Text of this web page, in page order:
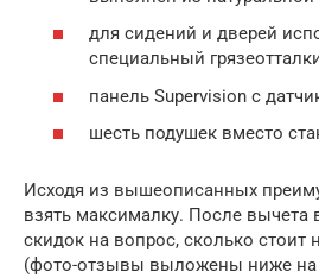
для сидений и дверей
специальный
панель Supervision с
шесть подушек вместо
Исходя из вышеописанных
взять максималку. После вычета
скидок на вопрос, сколько стоит
(фото-отзывы выложены ниже на